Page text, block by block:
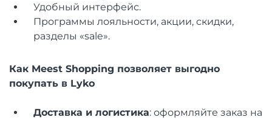
Удобный интерфейс.
Программы лояльности, акции, скидки,
разделы «sale».
Как Meest Shopping позволяет выгодно
покупать в Lyko
Доставка и логистика: оформляйте заказ на